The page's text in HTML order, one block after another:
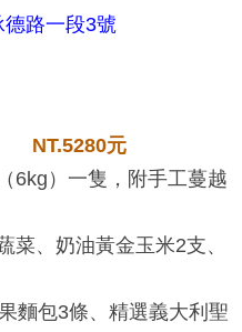
路一段3號
NT.5280元
6kg）一隻，附手工蔓越
菜、奶油黃金玉米2支、
麵包3條、精選義大利聖